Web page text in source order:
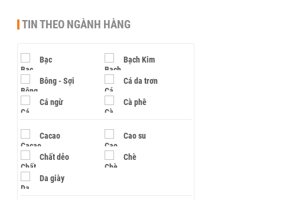
TIN THEO NGÀNH HÀNG
Bạc Bạch Kim
Bông - Sợi Cá da trơn
Cá ngừ Cà phê
Cacao Cao su
Chất dẻo Chè
Da giày